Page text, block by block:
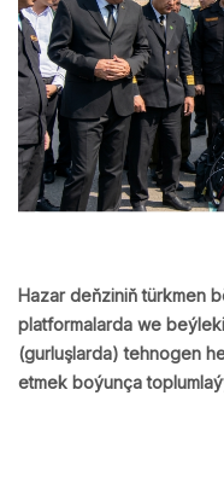
Hazar deňziniň türkmen
platformalarda we
(gurluşlarda) tehnogen
etmek boýunça